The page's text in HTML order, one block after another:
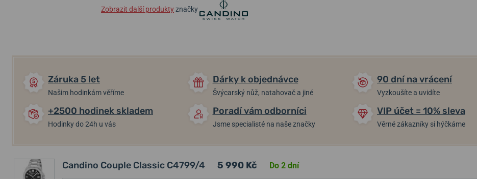
Zobrazit další produktyznačky
Záruka 5 let
Našim hodinkám věříme
Dárky k objednávce
Švýcarský nůž, natahovač a jiné
90 dní na vrácení
Vyzkoušíte a uvidíte
+2500 hodinek skladem
Hodinky do 24h u vás
Poradí vám odborníci
Jsme specialisté na naše značky
VIP účet = 10% sleva
Věrné zákazníky si hýčkáme
Candino Couple Classic C4799/4 5 990 Kč Do 2 dní